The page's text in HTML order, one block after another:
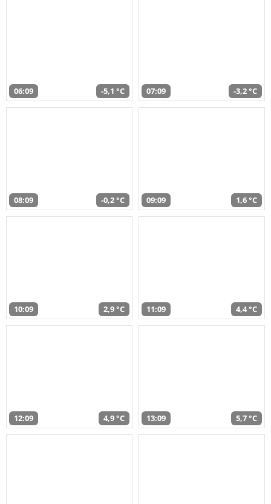
06:09 -5,1 °C 07:09 -3,2 °C
08:09 -0,2 °C 09:09 1,6 °C
10:09 2,9 °C 11:09 4,4 °C
12:09 4,9 °C 13:09 5,7 °C